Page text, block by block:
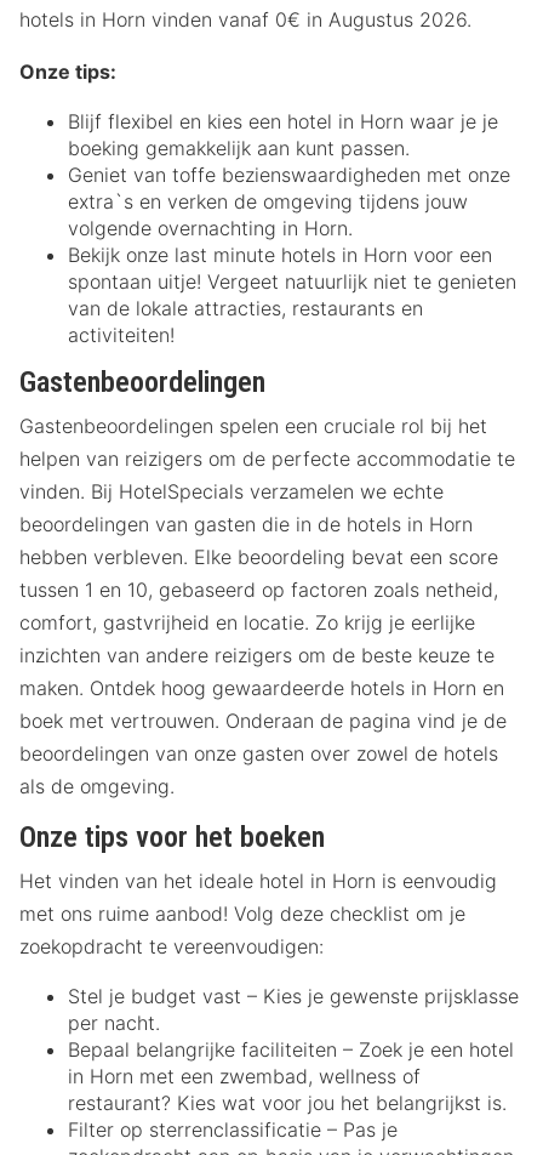
hotels in Horn vinden vanaf 0€ in Augustus 2026.
Onze tips:
Blijf flexibel en kies een hotel in Horn waar je je
boeking gemakkelijk aan kunt passen.
Geniet van toffe bezienswaardigheden met onze
extra`s en verken de omgeving tijdens jouw
volgende overnachting in Horn.
Bekijk onze last minute hotels in Horn voor een
spontaan uitje! Vergeet natuurlijk niet te genieten
van de lokale attracties, restaurants en
activiteiten!
Gastenbeoordelingen
Gastenbeoordelingen spelen een cruciale rol bij het
helpen van reizigers om de perfecte accommodatie te
vinden. Bij HotelSpecials verzamelen we echte
beoordelingen van gasten die in de hotels in Horn
hebben verbleven. Elke beoordeling bevat een score
tussen 1 en 10, gebaseerd op factoren zoals netheid,
comfort, gastvrijheid en locatie. Zo krijg je eerlijke
inzichten van andere reizigers om de beste keuze te
maken. Ontdek hoog gewaardeerde hotels in Horn en
boek met vertrouwen. Onderaan de pagina vind je de
beoordelingen van onze gasten over zowel de hotels
als de omgeving.
Onze tips voor het boeken
Het vinden van het ideale hotel in Horn is eenvoudig
met ons ruime aanbod! Volg deze checklist om je
zoekopdracht te vereenvoudigen:
Stel je budget vast – Kies je gewenste prijsklasse
per nacht.
Bepaal belangrijke faciliteiten – Zoek je een hotel
in Horn met een zwembad, wellness of
restaurant? Kies wat voor jou het belangrijkst is.
Filter op sterrenclassificatie – Pas je